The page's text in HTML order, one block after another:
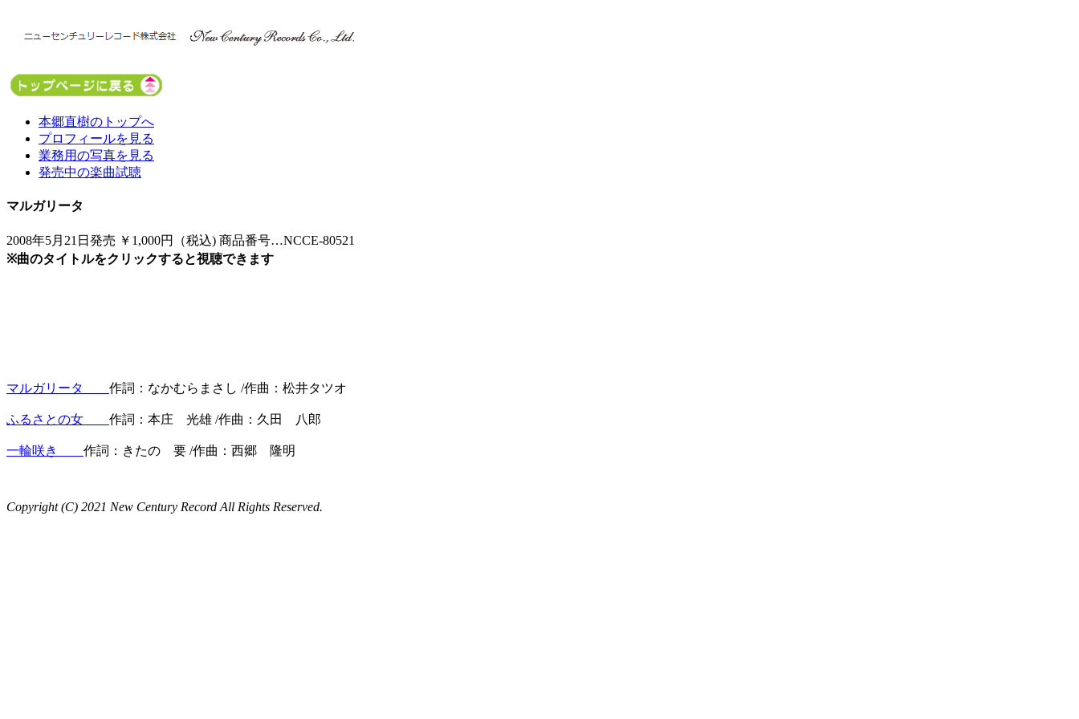
本郷直樹のトップへ
プロフィールを見る
業務用の写真を見る
発売中の楽曲試聴
マルガリータ
2008年5月21日発売 ￥1,000円（税込) 商品番号…NCCE-80521
※曲のタイトルをクリックすると視聴できます
マルガリータ 作詞：なかむらまさし /作曲：松井タツオ
ふるさとの女 作詞：本庄 光雄 /作曲：久田 八郎
一輪咲き 作詞：きたの 要 /作曲：西郷 隆明
Copyright (C) 2021 New Century Record All Rights Reserved.